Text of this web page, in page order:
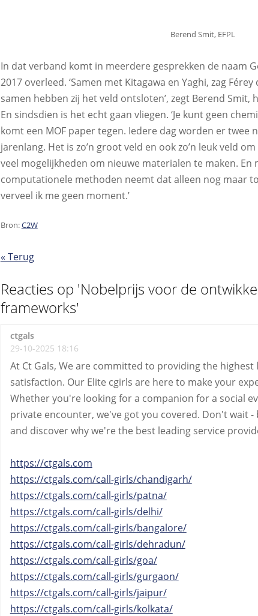
Berend Smit, EFPL
In dat verband komt in meerdere gesprekken de naam
2017 overleed. ‘Samen met Kitagawa en Yaghi, zag
samen hebben zij het veld ontsloten’, zegt Berend Smit,
En sindsdien is het echt gaan vliegen. ‘Je kunt geen
komt een MOF paper tegen. Iedere dag worden er twee
jarenlang. Het is zo’n groot veld en ook zo’n leuk veld
veel mogelijkheden om nieuwe materialen te maken. En
computationele methoden neemt dat alleen nog maar
verveel ik me geen moment.’
Bron:C2W
« Terug
Reacties op 'Nobelprijs voor de
frameworks'
ctgals
29-10-2025 18:16
At Ct Gals, We are committed to providing the highest
satisfaction. Our Elite cgirls are here to make your
Whether you're looking for a companion for a social
private encounter, we've got you covered. Don't wait
and discover why we're the best leading service
https://ctgals.com
https://ctgals.com/call-girls/chandigarh/
https://ctgals.com/call-girls/patna/
https://ctgals.com/call-girls/delhi/
https://ctgals.com/call-girls/bangalore/
https://ctgals.com/call-girls/dehradun/
https://ctgals.com/call-girls/goa/
https://ctgals.com/call-girls/gurgaon/
https://ctgals.com/call-girls/jaipur/
https://ctgals.com/call-girls/kolkata/